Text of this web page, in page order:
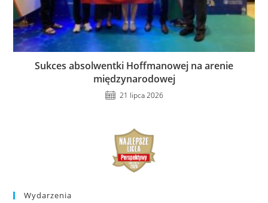
Sukces absolwentki Hoffmanowej na arenie
międzynarodowej
21 lipca 2026
Wydarzenia